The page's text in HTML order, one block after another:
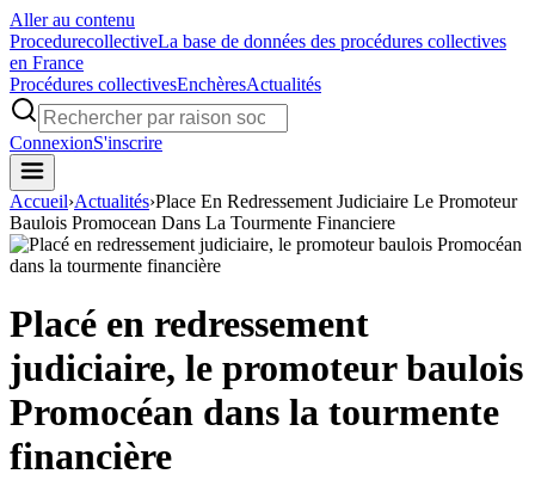
Aller au contenu
ProcedurecollectiveLa base de données des procédures collectives
en France
Procédures collectivesEnchèresActualités
ConnexionS'inscrire
Accueil›Actualités›Place En Redressement Judiciaire Le Promoteur
Baulois Promocean Dans La Tourmente Financiere
Placé en redressement
judiciaire, le promoteur baulois
Promocéan dans la tourmente
financière